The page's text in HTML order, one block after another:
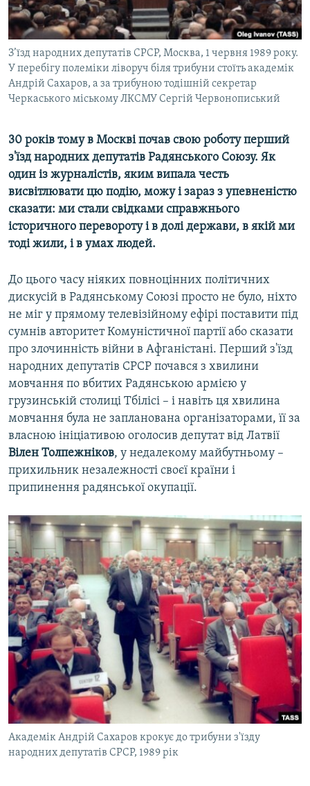
УКРАЇНСЬКА ПРОБЛЕМА КРИМУ
ІНФОГРАФІКА
ДОЛУЧАЙСЯ!
Усі сайти RFE/RL
З’їзд народних депутатів СРСР, Москва, 1 червня 1989 року.
У перебігу полеміки ліворуч біля трибуни стоїть академік
Андрій Сахаров, а за трибуною тодішній секретар
Черкаського міському ЛКСМУ Сергій Червонописький
30 років тому в Москві почав свою роботу перший
з'їзд народних депутатів Радянського Союзу. Як
один із журналістів, яким випала честь
висвітлювати цю подію, можу і зараз з упевненістю
сказати: ми стали свідками справжнього
історичного перевороту і в долі держави, в якій ми
тоді жили, і в умах людей.
До цього часу ніяких повноцінних політичних
дискусій в Радянському Союзі просто не було, ніхто
не міг у прямому телевізійному ефірі поставити під
сумнів авторитет Комуністичної партії або сказати
про злочинність війни в Афганістані. Перший з'їзд
народних депутатів СРСР почався з хвилини
мовчання по вбитих Радянською армією у
грузинській столиці Тбілісі – і навіть ця хвилина
мовчання була не запланована організаторами, її за
власною ініціативою оголосив депутат від Латвії
Вілен Толпежніков, у недалекому майбутньому –
прихильник незалежності своєї країни і
припинення радянської окупації.
Академік Андрій Сахаров крокує до трибуни з'їзду
народних депутатів СРСР, 1989 рік